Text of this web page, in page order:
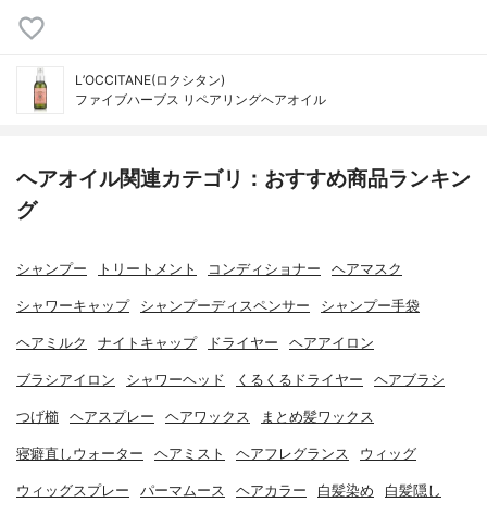
L’OCCITANE(ロクシタン)
ファイブハーブス リペアリングヘアオイル
ヘアオイル関連カテゴリ：おすすめ商品ランキン
グ
シャンプー トリートメント コンディショナー ヘアマスク
シャワーキャップ シャンプーディスペンサー シャンプー手袋
ヘアミルク ナイトキャップ ドライヤー ヘアアイロン
ブラシアイロン シャワーヘッド くるくるドライヤー ヘアブラシ
つげ櫛 ヘアスプレー ヘアワックス まとめ髪ワックス
寝癖直しウォーター ヘアミスト ヘアフレグランス ウィッグ
ウィッグスプレー パーマムース ヘアカラー 白髪染め 白髪隠し